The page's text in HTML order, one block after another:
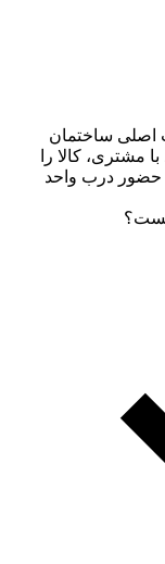
ساختمان
مشتری، کالا را
حضور درب واحد